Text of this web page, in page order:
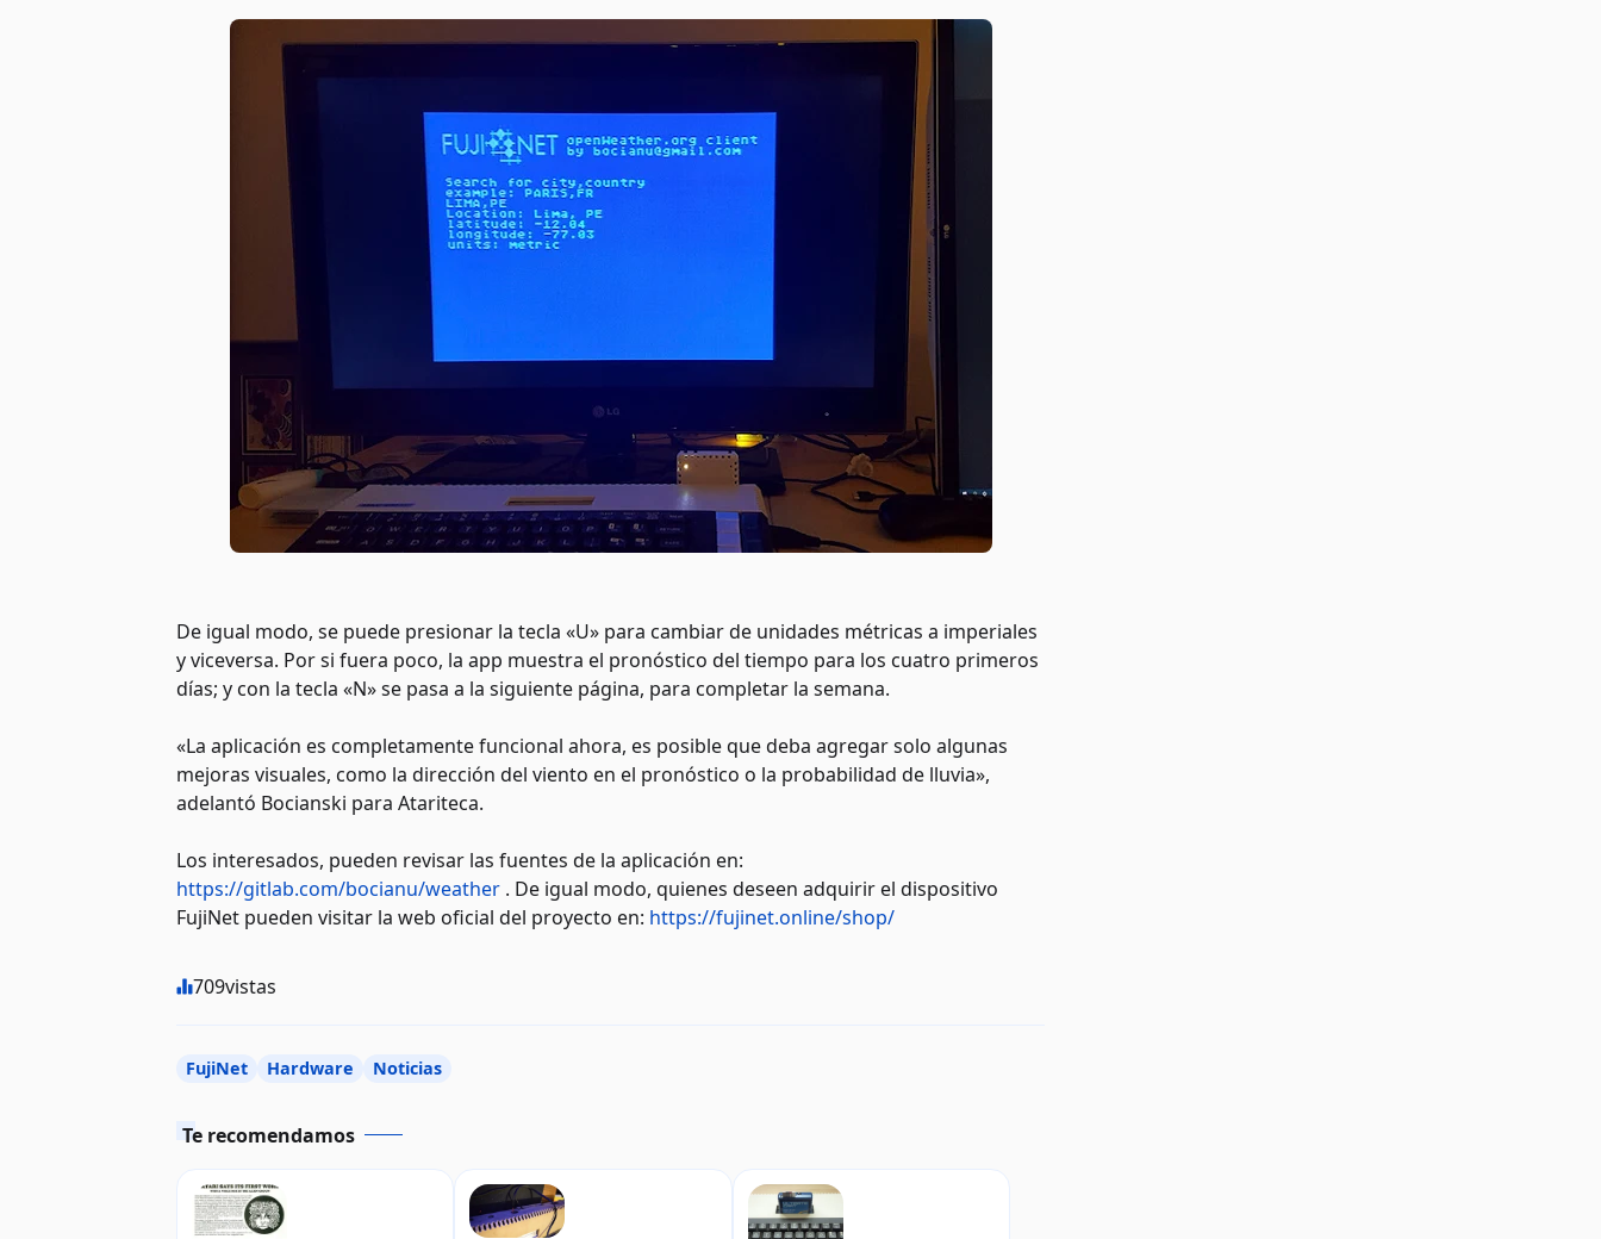
De igual modo, se puede presionar la tecla «U» para cambiar de unidades métricas a imperiales
y viceversa. Por si fuera poco, la app muestra el pronóstico del tiempo para los cuatro primeros
días; y con la tecla «N» se pasa a la siguiente página, para completar la semana.
«La aplicación es completamente funcional ahora, es posible que deba agregar solo algunas
mejoras visuales, como la dirección del viento en el pronóstico o la probabilidad de lluvia»,
adelantó Bocianski para Atariteca.
Los interesados, pueden revisar las fuentes de la aplicación en:
https://gitlab.com/bocianu/weather . De igual modo, quienes deseen adquirir el dispositivo
FujiNet pueden visitar la web oficial del proyecto en: https://fujinet.online/shop/
709vistas
FujiNet Hardware Noticias
Te recomendamos